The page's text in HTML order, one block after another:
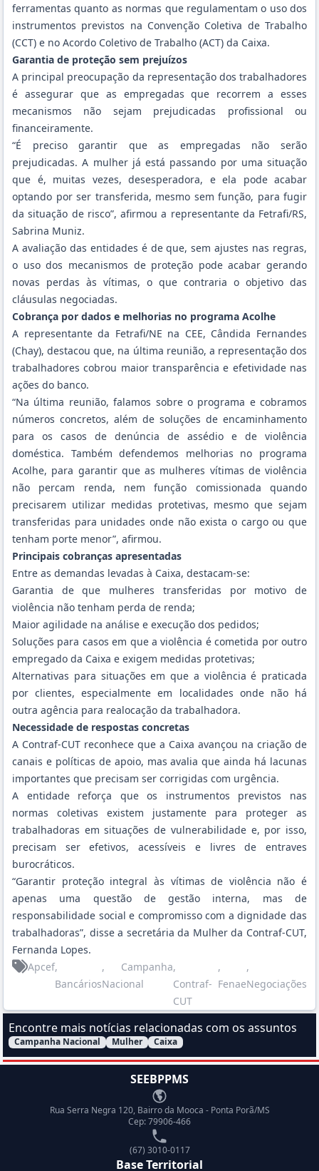
ferramentas quanto as normas que regulamentam o uso dos
instrumentos previstos na Convenção Coletiva de Trabalho
(CCT) e no Acordo Coletivo de Trabalho (ACT) da Caixa.
Garantia de proteção sem prejuízos
A principal preocupação da representação dos trabalhadores
é assegurar que as empregadas que recorrem a esses
mecanismos não sejam prejudicadas profissional ou
financeiramente.
“É preciso garantir que as empregadas não serão
prejudicadas. A mulher já está passando por uma situação
que é, muitas vezes, desesperadora, e ela pode acabar
optando por ser transferida, mesmo sem função, para fugir
da situação de risco”, afirmou a representante da Fetrafi/RS,
Sabrina Muniz.
A avaliação das entidades é de que, sem ajustes nas regras,
o uso dos mecanismos de proteção pode acabar gerando
novas perdas às vítimas, o que contraria o objetivo das
cláusulas negociadas.
Cobrança por dados e melhorias no programa Acolhe
A representante da Fetrafi/NE na CEE, Cândida Fernandes
(Chay), destacou que, na última reunião, a representação dos
trabalhadores cobrou maior transparência e efetividade nas
ações do banco.
“Na última reunião, falamos sobre o programa e cobramos
números concretos, além de soluções de encaminhamento
para os casos de denúncia de assédio e de violência
doméstica. Também defendemos melhorias no programa
Acolhe, para garantir que as mulheres vítimas de violência
não percam renda, nem função comissionada quando
precisarem utilizar medidas protetivas, mesmo que sejam
transferidas para unidades onde não exista o cargo ou que
tenham porte menor”, afirmou.
Principais cobranças apresentadas
Entre as demandas levadas à Caixa, destacam-se:
Garantia de que mulheres transferidas por motivo de
violência não tenham perda de renda;
Maior agilidade na análise e execução dos pedidos;
Soluções para casos em que a violência é cometida por outro
empregado da Caixa e exigem medidas protetivas;
Alternativas para situações em que a violência é praticada
por clientes, especialmente em localidades onde não há
outra agência para realocação da trabalhadora.
Necessidade de respostas concretas
A Contraf-CUT reconhece que a Caixa avançou na criação de
canais e políticas de apoio, mas avalia que ainda há lacunas
importantes que precisam ser corrigidas com urgência.
A entidade reforça que os instrumentos previstos nas
normas coletivas existem justamente para proteger as
trabalhadoras em situações de vulnerabilidade e, por isso,
precisam ser efetivos, acessíveis e livres de entraves
burocráticos.
“Garantir proteção integral às vítimas de violência não é
apenas uma questão de gestão interna, mas de
responsabilidade social e compromisso com a dignidade das
trabalhadoras”, disse a secretária da Mulher da Contraf-CUT,
Fernanda Lopes.
Apcef,
Bancários
, Campanha
Nacional
,
Contraf-
CUT
,
Fenae
,
Negociações
Encontre mais notícias relacionadas com os assuntos
Filtrar Notícias pelo assunto:
Campanha Nacional Mulher Caixa
SEEBPPMS
Endereço
Rua Serra Negra 120, Bairro da Mooca - Ponta Porã/MS
Cep: 79906-466
Telefone
(67) 3010-0117
Base Territorial